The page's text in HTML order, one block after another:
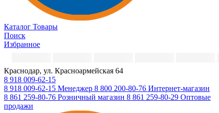
Каталог Товары
Поиск
Избранное
Краснодар, ул. Красноармейская 64
8 918 009-62-15
8 918 009-62-15 Менеджер 8 800 200-80-76 Интернет-магазин
8 861 259-80-76 Розничный магазин 8 861 259-80-29 Оптовые
продажи